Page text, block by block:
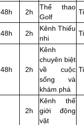
48h 2h
Thể thao
Golf
48h 2h
Kênh Thiếu
nhi
48h 2h
Kênh
chuyên biệt
về cuộc
sống và
khám phá
2h
Kênh thế
giới động
vật